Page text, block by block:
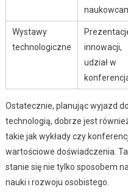
Wystawy
technologiczne
innowacji,
udział w
Ostatecznie, planując wyjazd
technologią, dobrze jest
takie jak wykłady czy
wartościowe doświadczenia.
stanie się nie tylko sposobem
nauki i rozwoju osobistego.